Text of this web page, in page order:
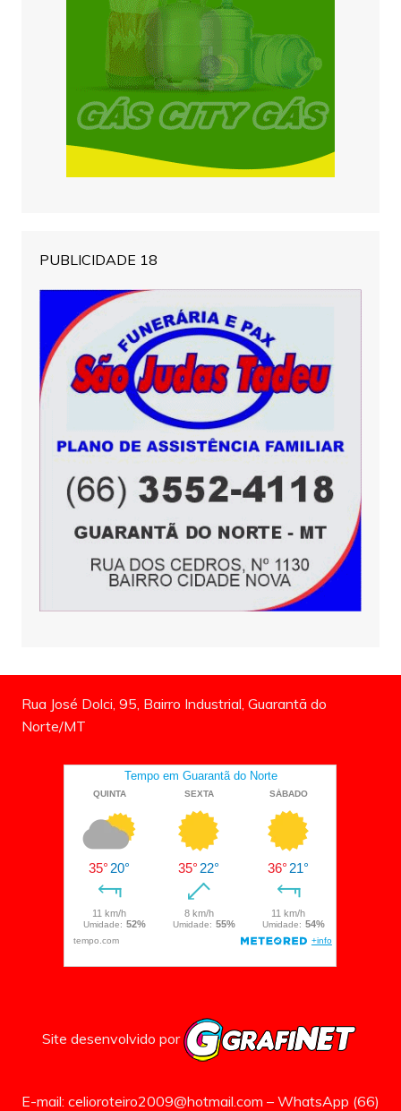
PUBLICIDADE 18
Rua José Dolci, 95, Bairro Industrial, Guarantã do
Norte/MT
Site desenvolvido por
E-mail: celioroteiro2009@hotmail.com – WhatsApp (66)